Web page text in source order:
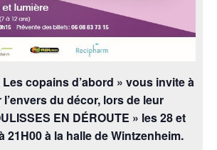
Les copains d’abord » vous invite à
du décor, lors de leur
EN DÉROUTE » les 28 et
21H00 à la halle de Wintzenheim.